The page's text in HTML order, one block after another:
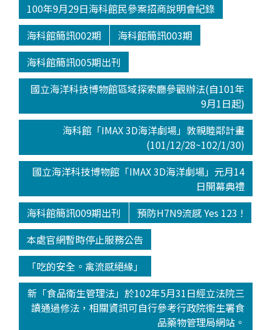
100年9月29日海科館民參案招商說明會紀錄
海科館簡訊002期
海科館簡訊003期
海科館簡訊005期出刊
國立海洋科技博物館區域探索廳參觀辦法(自101年
9月1日起)
海科館「IMAX 3D海洋劇場」敦親睦鄰計畫
(101/12/28~102/1/30)
國立海洋科技博物館「IMAX 3D海洋劇場」元月14
日開幕典禮
海科館簡訊009期出刊
預防H7N9流感 Yes 123 !
本處官網暫時停止服務公告
「吃的安全。禽流感絕緣」
新「食品衛生管理法」於102年5月31日經立法院三
讀通過修法，相關資訊可自行參考行政院衛生署食
品藥物管理局網站。